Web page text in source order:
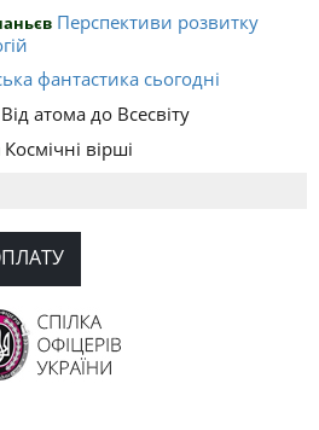
Перспективи розвитку
фантастика сьогодні
Від атома до Всесвіту
Космічні вірші